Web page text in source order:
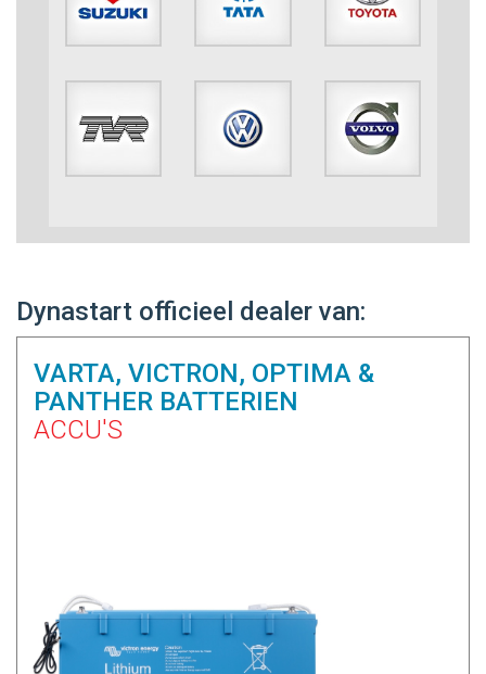
Dynastart officieel dealer van:
VARTA, VICTRON, OPTIMA &
PANTHER BATTERIEN
ACCU'S